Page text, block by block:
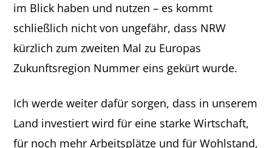
im Blick haben und nutzen – es kommt
schließlich nicht von ungefähr, dass NRW
kürzlich zum zweiten Mal zu Europas
Zukunftsregion Nummer eins gekürt wurde.
Ich werde weiter dafür sorgen, dass in unserem
Land investiert wird für eine starke Wirtschaft,
für noch mehr Arbeitsplätze und für Wohlstand,